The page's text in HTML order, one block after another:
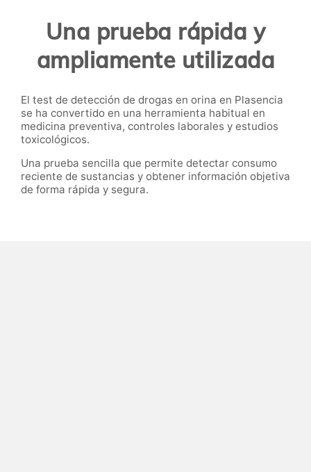
Una prueba rápida y
ampliamente utilizada
El test de detección de drogas en orina en Plasencia
se ha convertido en una herramienta habitual en
medicina preventiva, controles laborales y estudios
toxicológicos.
Una prueba sencilla que permite detectar consumo
reciente de sustancias y obtener información objetiva
de forma rápida y segura.